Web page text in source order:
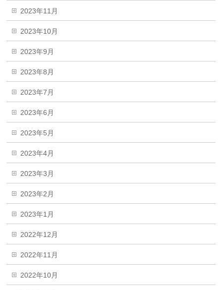
2023年11月
2023年10月
2023年9月
2023年8月
2023年7月
2023年6月
2023年5月
2023年4月
2023年3月
2023年2月
2023年1月
2022年12月
2022年11月
2022年10月